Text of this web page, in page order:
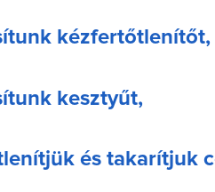
kézfertőtlenítőt,
kesztyűt,
és takarítjuk